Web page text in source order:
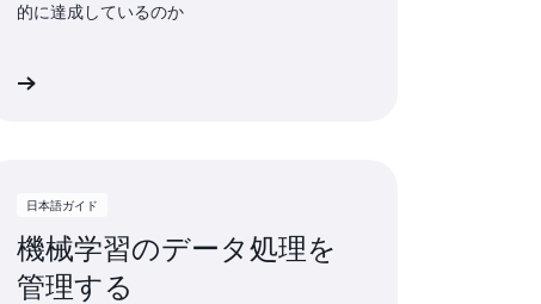
的に達成しているのか
日本語ガイド
機械学習のデータ処理を
管理する